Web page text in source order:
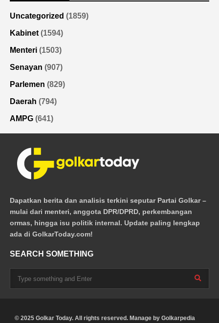
Uncategorized (1859)
Kabinet (1594)
Menteri (1503)
Senayan (907)
Parlemen (829)
Daerah (794)
AMPG (641)
Dapatkan berita dan analisis terkini seputar Partai Golkar –
mulai dari menteri, anggota DPR/DPRD, perkembangan
ormas, hingga isu politik internal. Update paling lengkap
ada di GolkarToday.com!
SEARCH SOMETHING
© 2025 Golkar Today. All rights reserved. Manage by Golkarpedia